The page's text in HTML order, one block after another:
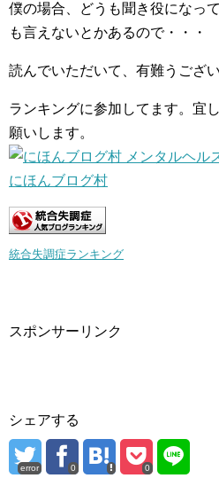
僕の場合、どうも聞き役になっ
も言えないとかあるので・・・
読んでいただいて、有難うござい
ランキングに参加してます。宜
願いします。
にほんブログ村
統合失調症ランキング
スポンサーリンク
シェアする
error 0 0